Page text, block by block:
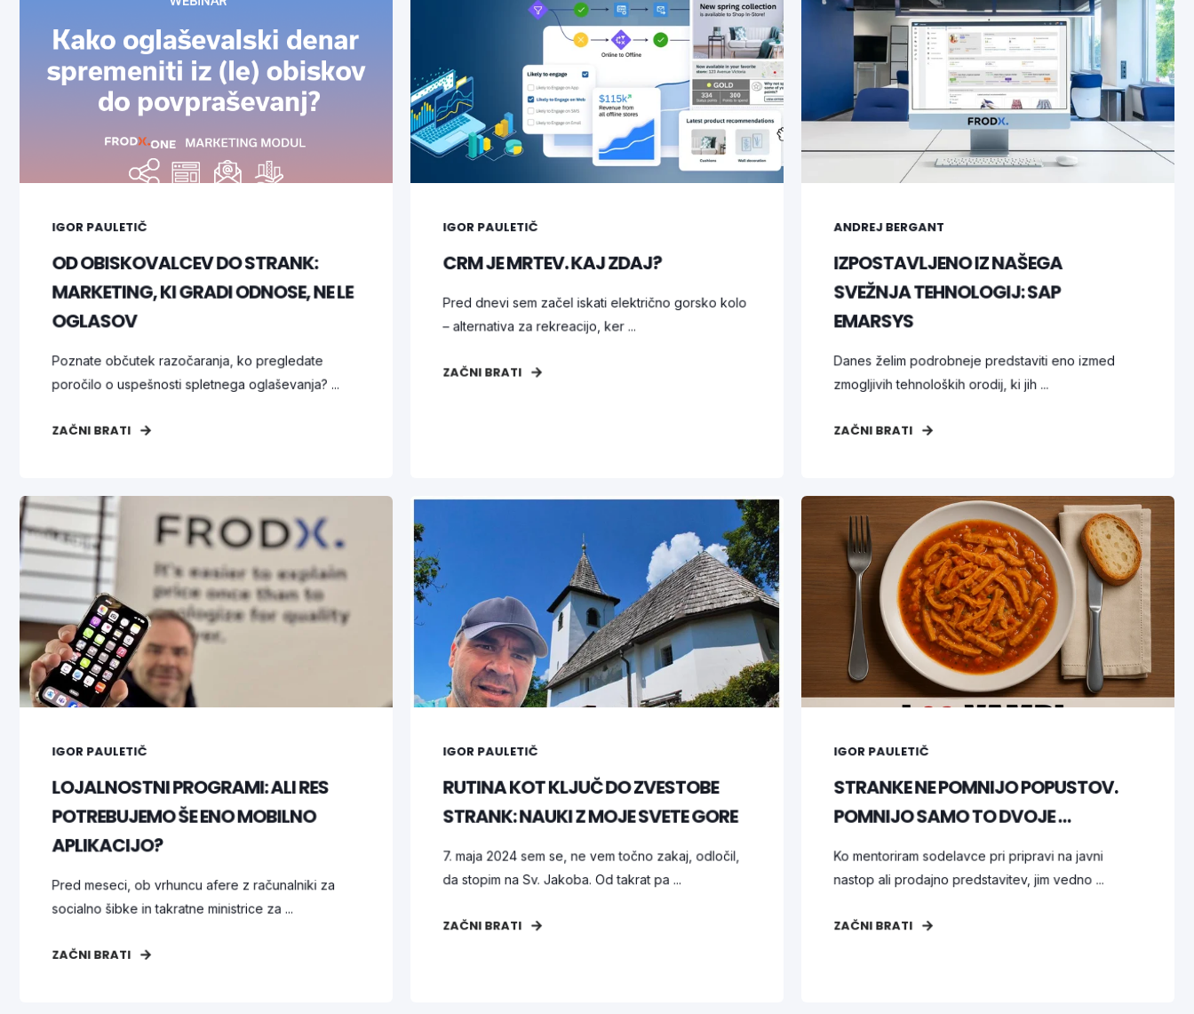
IGOR PAULETIČ
OD OBISKOVALCEV DO STRANK:
MARKETING, KI GRADI ODNOSE, NE LE
OGLASOV
Poznate občutek razočaranja, ko pregledate
poročilo o uspešnosti spletnega oglaševanja? ...
ZAČNI BRATI
IGOR PAULETIČ
CRM JE MRTEV. KAJ ZDAJ?
Pred dnevi sem začel iskati električno gorsko kolo
– alternativa za rekreacijo, ker ...
ZAČNI BRATI
ANDREJ BERGANT
IZPOSTAVLJENO IZ NAŠEGA
SVEŽNJA TEHNOLOGIJ: SAP
EMARSYS
Danes želim podrobneje predstaviti eno izmed
zmogljivih tehnoloških orodij, ki jih ...
ZAČNI BRATI
IGOR PAULETIČ
LOJALNOSTNI PROGRAMI: ALI RES
POTREBUJEMO ŠE ENO MOBILNO
APLIKACIJO?
Pred meseci, ob vrhuncu afere z računalniki za
socialno šibke in takratne ministrice za ...
ZAČNI BRATI
IGOR PAULETIČ
RUTINA KOT KLJUČ DO ZVESTOBE
STRANK: NAUKI Z MOJE SVETE GORE
7. maja 2024 sem se, ne vem točno zakaj, odločil,
da stopim na Sv. Jakoba. Od takrat pa ...
ZAČNI BRATI
IGOR PAULETIČ
STRANKE NE POMNIJO POPUSTOV.
POMNIJO SAMO TO DVOJE …
Ko mentoriram sodelavce pri pripravi na javni
nastop ali prodajno predstavitev, jim vedno ...
ZAČNI BRATI